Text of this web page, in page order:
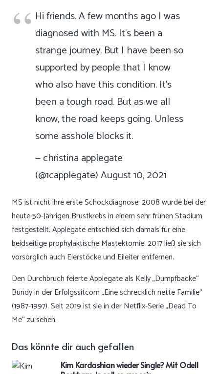
Hi friends. A few months ago I was
diagnosed with MS. It’s been a
strange journey. But I have been so
supported by people that I know
who also have this condition. It’s
been a tough road. But as we all
know, the road keeps going. Unless
some asshole blocks it.
— christina applegate
(@1capplegate)August 10, 2021
MS ist nicht ihre erste Schockdiagnose: 2008 wurde bei der
heute 50-Jährigen Brustkrebs in einem sehr frühen Stadium
festgestellt. Applegate entschied sich damals für eine
beidseitige prophylaktische Mastektomie. 2017 ließ sie sich
vorsorglich auch Eierstöcke und Eileiter entfernen.
Den Durchbruch feierte Applegate als Kelly „Dumpfbacke“
Bundy in der Erfolgssitcom „Eine schrecklich nette Familie“
(1987-1997). Seit 2019 ist sie in der Netflix-Serie „Dead To
Me“ zu sehen.
Das könnte dir auch gefallen
Kim Kardashian wieder Single? Mit Odell